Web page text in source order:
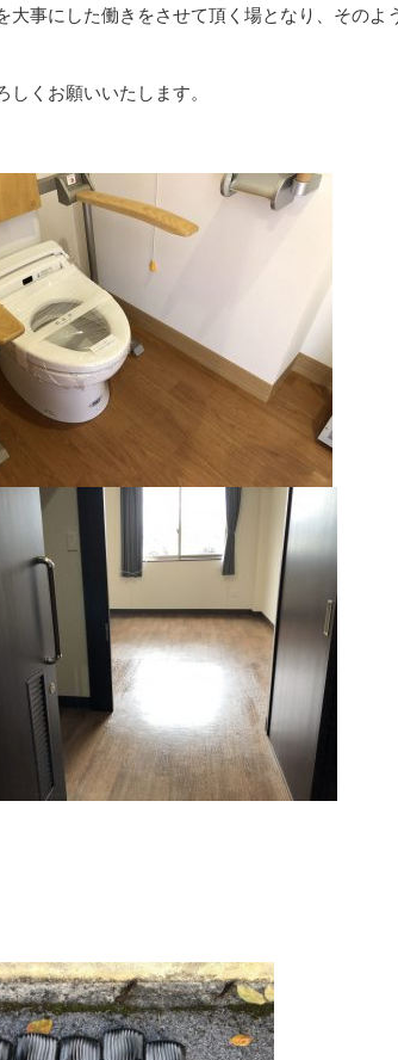
事にした働きをさせて頂く場となり、そのよ
くお願いいたします。